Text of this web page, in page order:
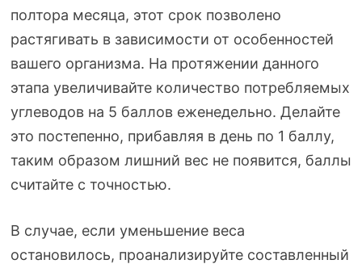
полтора месяца, этот срок позволено
растягивать в зависимости от особенностей
вашего организма. На протяжении данного
этапа увеличивайте количество потребляемых
углеводов на 5 баллов еженедельно. Делайте
это постепенно, прибавляя в день по 1 баллу,
таким образом лишний вес не появится, баллы
считайте с точностью.
В случае, если уменьшение веса
остановилось, проанализируйте составленный